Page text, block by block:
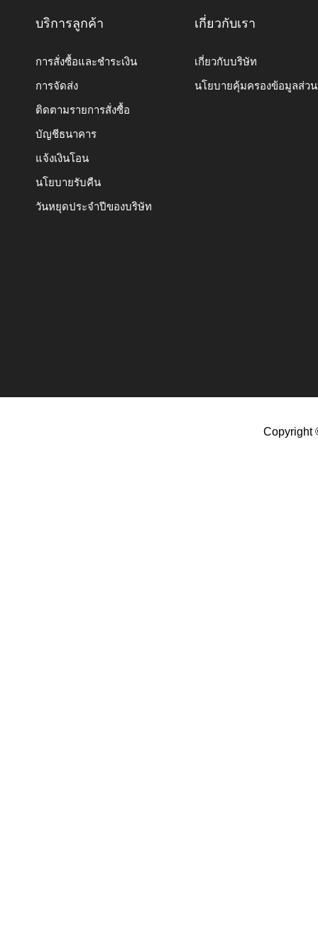
บริการลูกค้า
การสั่งซื้อและชำระเงิน
การจัดส่ง
ติดตามรายการสั่งซื้อ
บัญชีธนาคาร
แจ้งเงินโอน
นโยบายรับคืน
วันหยุดประจำปีของบริษัท
เกี่ยวกับเรา
เกี่ยวกับบริษัท
นโยบายคุ้มครองข้อมูลส่ว
Copyright